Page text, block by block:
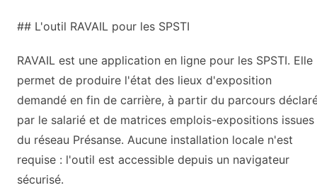
## L'outil RAVAIL pour les SPSTI
RAVAIL est une application en ligne pour les SPSTI. Elle
permet de produire l'état des lieux d'exposition
demandé en fin de carrière, à partir du parcours
par le salarié et de matrices emplois-expositions issues
du réseau Présanse. Aucune installation locale n'est
requise : l'outil est accessible depuis un navigateur
sécurisé.